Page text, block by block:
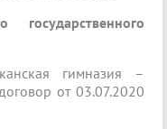
государственного
гимназия –
от 03.07.2020